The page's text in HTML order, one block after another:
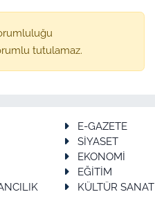
tutulamaz.
E-GAZETE
SİYASET
EKONOMİ
EĞİTİM
KÜLTÜR SANAT